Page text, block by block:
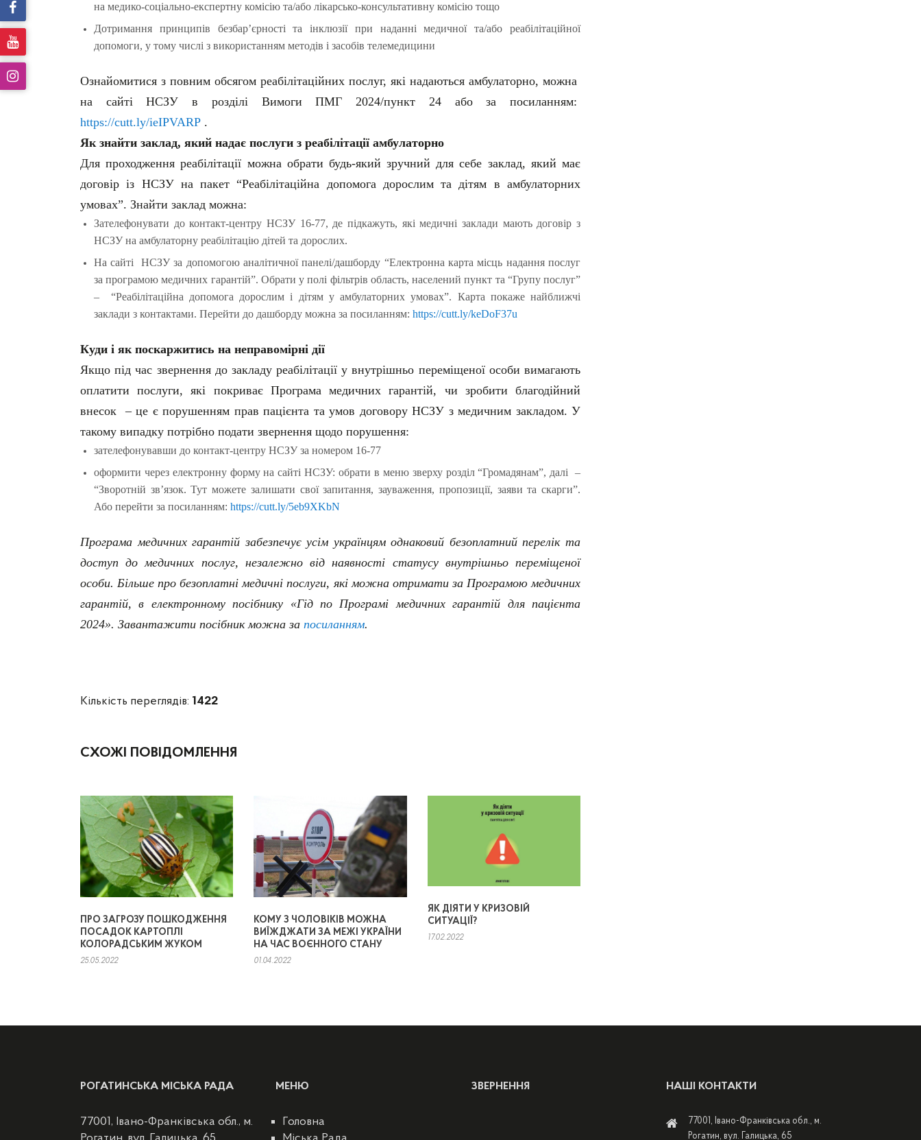
на медико-соціально-експертну комісію та/або лікарсько-консультативну комісію тощо
Дотримання принципів безбар’єрності та інклюзії при наданні медичної та/або реабілітаційної
допомоги, у тому числі з використанням методів і засобів телемедицини
Ознайомитися з повним обсягом реабілітаційних послуг, які надаються амбулаторно, можна
на сайті НСЗУ в розділі Вимоги ПМГ 2024/пункт 24 або за посиланням:
https://cutt.ly/ieIPVARP .
Як знайти заклад, який надає послуги з реабілітації амбулаторно
Для проходження реабілітації можна обрати будь-який зручний для себе заклад, який має
договір із НСЗУ на пакет “Реабілітаційна допомога дорослим та дітям в амбулаторних
умовах”. Знайти заклад можна:
Зателефонувати до контакт-центру НСЗУ 16-77, де підкажуть, які медичні заклади мають договір з
НСЗУ на амбулаторну реабілітацію дітей та дорослих.
На сайті НСЗУ за допомогою аналітичної панелі/дашборду “Електронна карта місць надання послуг
за програмою медичних гарантій”. Обрати у полі фільтрів область, населений пункт та “Групу послуг”
– “Реабілітаційна допомога дорослим і дітям у амбулаторних умовах”. Карта покаже найближчі
заклади з контактами. Перейти до дашборду можна за посиланням: https://cutt.ly/keDoF37u
Куди і як поскаржитись на неправомірні дії
Якщо під час звернення до закладу реабілітації у внутрішньо переміщеної особи вимагають
оплатити послуги, які покриває Програма медичних гарантій, чи зробити благодійний
внесок – це є порушенням прав пацієнта та умов договору НСЗУ з медичним закладом. У
такому випадку потрібно подати звернення щодо порушення:
зателефонувавши до контакт-центру НСЗУ за номером 16-77
оформити через електронну форму на сайті НСЗУ: обрати в меню зверху розділ “Громадянам”, далі –
“Зворотній зв’язок. Тут можете залишати свої запитання, зауваження, пропозиції, заяви та скарги”.
Або перейти за посиланням: https://cutt.ly/5eb9XKbN
Програма медичних гарантій забезпечує усім українцям однаковий безоплатний перелік та
доступ до медичних послуг, незалежно від наявності статусу внутрішньо переміщеної
особи. Більше про безоплатні медичні послуги, які можна отримати за Програмою медичних
гарантій, в електронному посібнику «Гід по Програмі медичних гарантій для пацієнта
2024». Завантажити посібник можна за посиланням.
Кількість переглядів: 1422
СХОЖІ ПОВІДОМЛЕННЯ
ПРО ЗАГРОЗУ ПОШКОДЖЕННЯ
ПОСАДОК КАРТОПЛІ
КОЛОРАДСЬКИМ ЖУКОМ
25.05.2022
КОМУ З ЧОЛОВІКІВ МОЖНА
ВИЇЖДЖАТИ ЗА МЕЖІ УКРАЇНИ
НА ЧАС ВОЄННОГО СТАНУ
01.04.2022
ЯК ДІЯТИ У КРИЗОВІЙ
СИТУАЦІЇ?
17.02.2022
РОГАТИНСЬКА МІСЬКА РАДА
77001, Івано-Франківська обл., м.
МЕНЮ
Головна
ЗВЕРНЕННЯ НАШІ КОНТАКТИ
77001, Івано-Франківська обл., м.
Рогатин, вул. Галицька, 65